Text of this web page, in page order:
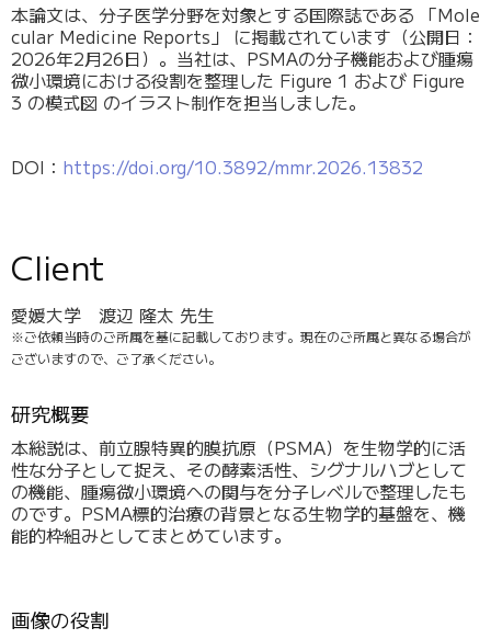
本論文は、分子医学分野を対象とする国際誌である 「Mole
cular Medicine Reports」 に掲載されています（公開日：
2026年2月26日）。当社は、PSMAの分子機能および腫瘍
微小環境における役割を整理した Figure 1 および Figure
3 の模式図 のイラスト制作を担当しました。
DOI： https://doi.org/10.3892/mmr.2026.13832
Client
愛媛大学 渡辺 隆太 先生
※ご依頼当時のご所属を基に記載しております。現在のご所属と異なる場合が
ございますので、ご了承ください。
研究概要
本総説は、前立腺特異的膜抗原（PSMA）を生物学的に活
性な分子として捉え、その酵素活性、シグナルハブとして
の機能、腫瘍微小環境への関与を分子レベルで整理したも
のです。PSMA標的治療の背景となる生物学的基盤を、機
能的枠組みとしてまとめています。
画像の役割